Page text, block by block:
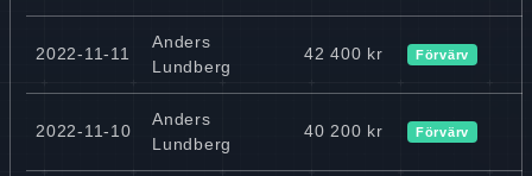
2022-11-11
Anders
Lundberg
42 400 kr Förvärv
2022-11-10
Anders
Lundberg
40 200 kr Förvärv